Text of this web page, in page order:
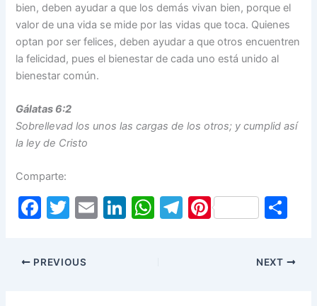
bien, deben ayudar a que los demás vivan bien, porque el
valor de una vida se mide por las vidas que toca. Quienes
optan por ser felices, deben ayudar a que otros encuentren
la felicidad, pues el bienestar de cada uno está unido al
bienestar común.
Gálatas 6:2
Sobrellevad los unos las cargas de los otros; y cumplid así
la ley de Cristo
Comparte:
F
c
T
itt
er
E
Li W T Pi
ar
PREVIOUS NEXT